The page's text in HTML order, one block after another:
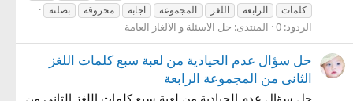
كلمات
الرابعة اللغز المجموعة اجابة محروقة بصلته
الردود: 0 المنتدى: حل الاسئلة و الالغاز العامة
حل سؤال عدم الحيادية من لعبة سبع كلمات اللغز
الثانى من المجموعة الرابعة